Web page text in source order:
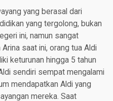
yang berasal dari
yang tergolong, bukan
ini, namun sangat
saat ini, orang tua Aldi
keturunan hingga 5 tahun
sendiri sempat mengalami
mendapatkan Aldi yang
mereka. Saat